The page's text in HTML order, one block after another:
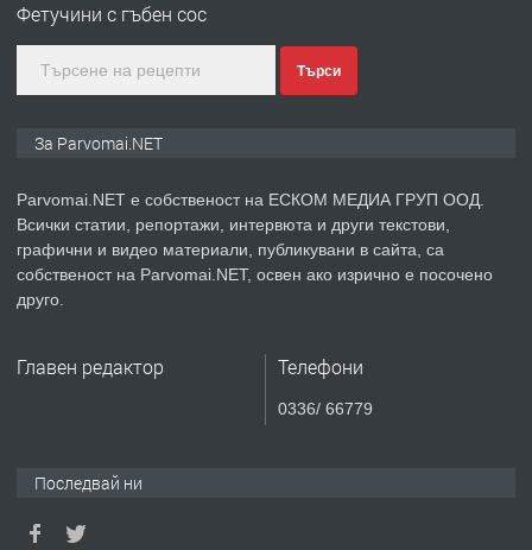
преди 1 година
ПРЕДЛАГА Уроци по Математика
Фетучини с гъбен сос
Търси
За Parvomai.NET
Parvomai.NET е собственост на ЕСКОМ МЕДИА ГРУП ООД.
Всички статии, репортажи, интервюта и други текстови,
графични и видео материали, публикувани в сайта, са
собственост на Parvomai.NET, освен ако изрично е посочено
друго.
Главен редактор Телефони
0336/ 66779
Последвай ни